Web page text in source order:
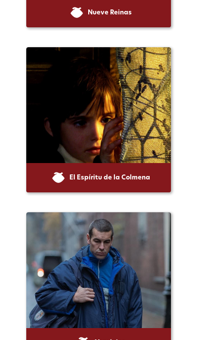
Nueve Reinas
El Espíritu de la Colmena